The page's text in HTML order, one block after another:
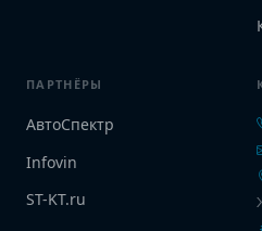
ПАРТНЁРЫ
АвтоСпектр
Infovin
ST-KT.ru